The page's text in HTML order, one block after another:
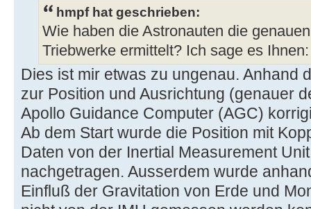
hmpf hat geschrieben:
Wie haben die Astronauten die
Triebwerke ermittelt? Ich sage es
Dies ist mir etwas zu ungenau. Anhand
zur Position und Ausrichtung (genauer
Apollo Guidance Computer (AGC)
Ab dem Start wurde die Position mit
Daten von der Inertial Measurement
nachgetragen. Ausserdem wurde
Einfluß der Gravitation von Erde und